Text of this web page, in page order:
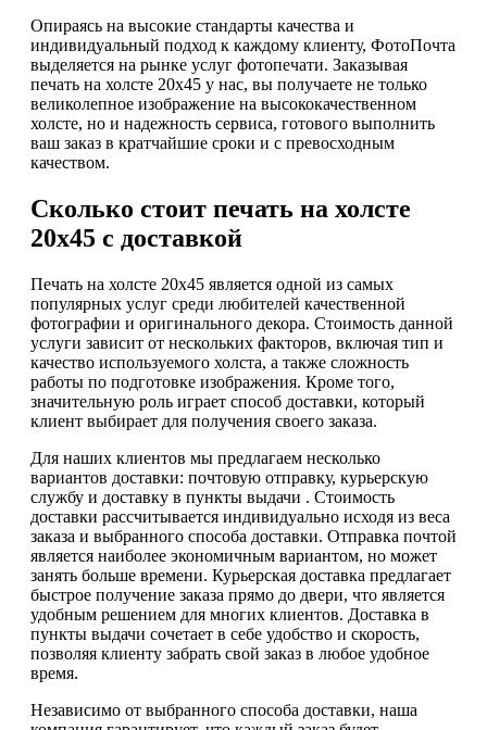
Опираясь на высокие стандарты качества и
индивидуальный подход к каждому клиенту, ФотоПочта
выделяется на рынке услуг фотопечати. Заказывая
печать на холсте 20х45 у нас, вы получаете не только
великолепное изображение на высококачественном
холсте, но и надежность сервиса, готового выполнить
ваш заказ в кратчайшие сроки и с превосходным
качеством.
Сколько стоит печать на холсте
20х45 с доставкой
Печать на холсте 20х45 является одной из самых
популярных услуг среди любителей качественной
фотографии и оригинального декора. Стоимость данной
услуги зависит от нескольких факторов, включая тип и
качество используемого холста, а также сложность
работы по подготовке изображения. Кроме того,
значительную роль играет способ доставки, который
клиент выбирает для получения своего заказа.
Для наших клиентов мы предлагаем несколько
вариантов доставки: почтовую отправку, курьерскую
службу и доставку в пункты выдачи . Стоимость
доставки рассчитывается индивидуально исходя из веса
заказа и выбранного способа доставки. Отправка почтой
является наиболее экономичным вариантом, но может
занять больше времени. Курьерская доставка предлагает
быстрое получение заказа прямо до двери, что является
удобным решением для многих клиентов. Доставка в
пункты выдачи сочетает в себе удобство и скорость,
позволяя клиенту забрать свой заказ в любое удобное
время.
Независимо от выбранного способа доставки, наша